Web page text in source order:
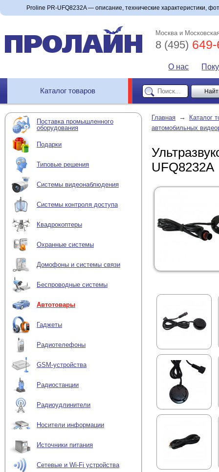
Proline PR-UFQ8232A — описание, технические характеристики,
Москва и
8 (495)
О нас
Каталог товаров
Поставка промышленного
оборудования
Подарки
Типовые решения
Системы видеонаблюдения
Системы контроля доступа
Квадрокоптеры
Охранные системы
Домофоны и системы связи
Беспроводные системы
Автотовары
Гаджеты
Радиотелефоны
GSM-устройства
Радиостанции
Радиоудлинители
Носители информации
Источники питания
Сетевые и Wi-Fi устройства
Главная →
Каталог
автомобильных
UFQ8232A